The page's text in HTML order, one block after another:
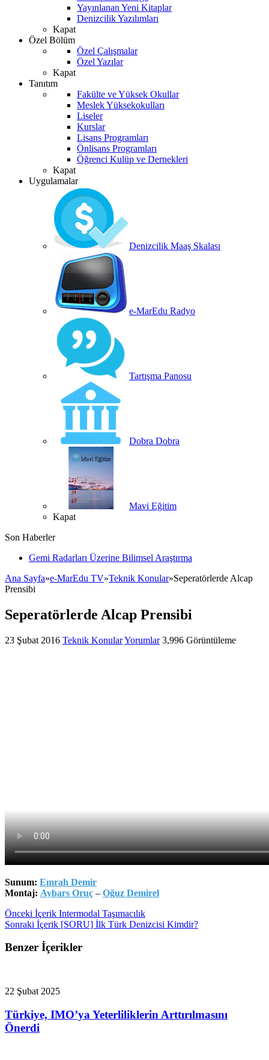
Yayınlanan Yeni Kitaplar
Denizcilik Yazılımları
Kapat
Özel Bölüm
Özel Çalışmalar
Özel Yazılar
Kapat
Tanıtım
Fakülte ve Yüksek Okullar
Meslek Yüksekokulları
Liseler
Kurslar
Lisans Programları
Önlisans Programları
Öğrenci Kulüp ve Dernekleri
Kapat
Uygulamalar
Denizcilik Maaş Skalası
e-MarEdu Radyo
Tartışma Panosu
Dobra Dobra
Mavi Eğitim
Kapat
Son Haberler
Gemi Radarları Üzerine Bilimsel Araştırma
Ana Sayfa»e-MarEdu TV»Teknik Konular»Seperatörlerde Alcap
Prensibi
Seperatörlerde Alcap Prensibi
23 Şubat 2016 Teknik KonularYorumlar 3,996 Görüntüleme
Sunum: Emrah Demir
Montaj: Aybars Oruç – Oğuz Demirel
Önceki İçerik Intermodal Taşımacılık
Sonraki İçerik [SORU] İlk Türk Denizcisi Kimdir?
Benzer İçerikler
22 Şubat 2025
Türkiye, IMO’ya Yeterliliklerin Arttırılmasını
Önerdi